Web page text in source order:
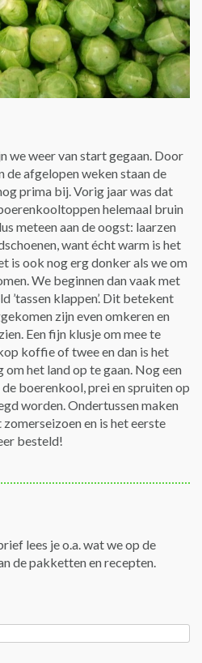
we weer van start gegaan. Door
de afgelopen weken staan de
prima bij. Vorig jaar was dat
helemaal bruin
meteen aan de oogst: laarzen
want écht warm is het
is ook nog erg donker als we om
We beginnen dan vaak met
’tassen klappen’. Dit betekent
zijn even omkeren en
Een fijn klusje om mee te
koffie of twee en dan is het
om het land op te gaan. Nog een
boerenkool, prei en spruiten op
worden. Ondertussen maken
en is het eerste
besteld!
lees je o.a. wat we op de
de pakketten en recepten.